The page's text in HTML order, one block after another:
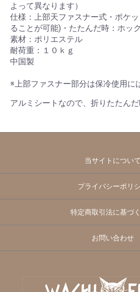
よって異なります）
仕様：上部天ファスナー式・ポケ
ることが可能)・たたんだ時：ホッ
素材：ポリエステル
耐荷重：１０ｋｇ
中国製
※上部ファスナー部分は保冷使用に
アルミシートなので、折りたたんだ
当サイトについて
プライバシーポリ
特定商取引法に基づ
お問い合わせ